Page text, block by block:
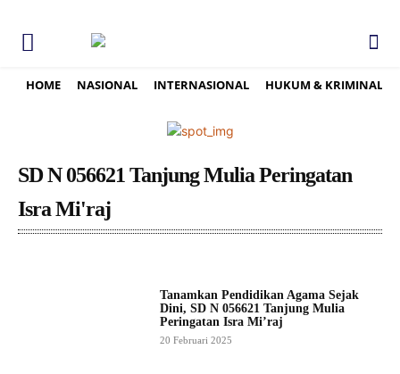
HOME NASIONAL INTERNASIONAL HUKUM & KRIMINAL
SD N 056621 Tanjung Mulia Peringatan
Isra Mi'raj
Tanamkan Pendidikan Agama Sejak
Dini, SD N 056621 Tanjung Mulia
Peringatan Isra Mi’raj
20 Februari 2025